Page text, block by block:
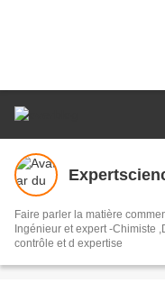
Faire parler la matière comment ..? Pourquoi ..? Le blog de Yvon
Ingénieur et expert -Chimiste
contrôle et d expertise